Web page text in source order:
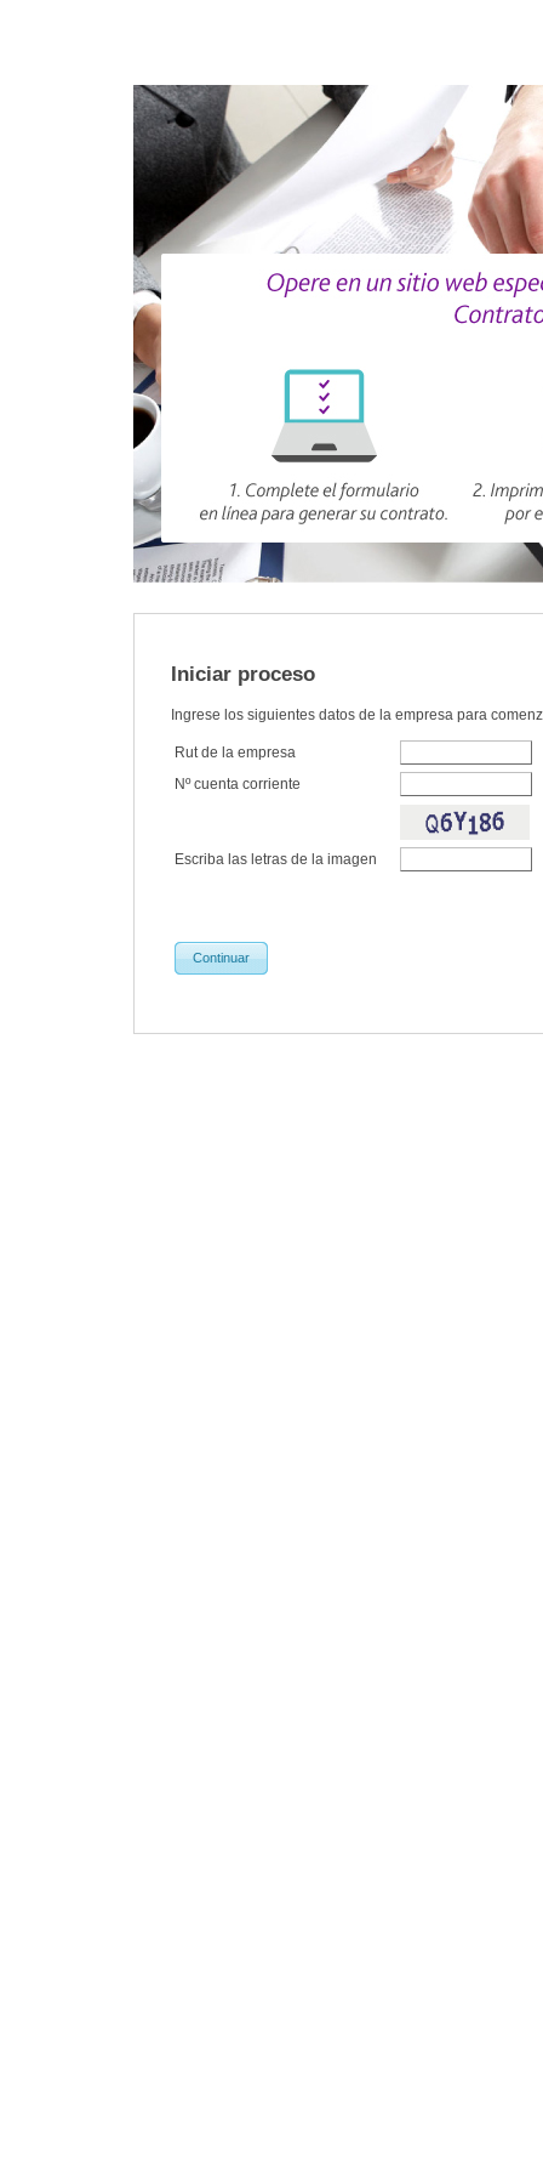
Iniciar proceso
Ingrese los siguientes datos de la empresa para
Rut de la empresa
Nº cuenta corriente
Escriba las letras de la imagen
Continuar